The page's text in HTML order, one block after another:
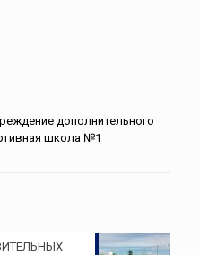
дополнительного
школа №1